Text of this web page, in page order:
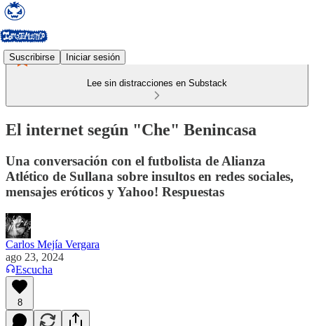
Suscribirse Iniciar sesión
Lee sin distracciones en Substack
El internet según "Che" Benincasa
Una conversación con el futbolista de Alianza
Atlético de Sullana sobre insultos en redes sociales,
mensajes eróticos y Yahoo! Respuestas
Carlos Mejía Vergara
ago 23, 2024
Escucha
8